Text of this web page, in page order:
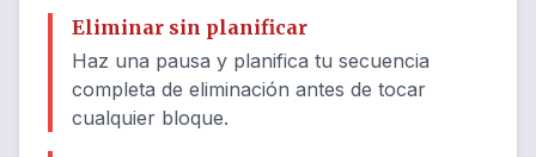
Eliminar sin planificar
Haz una pausa y planifica tu secuencia
completa de eliminación antes de tocar
cualquier bloque.